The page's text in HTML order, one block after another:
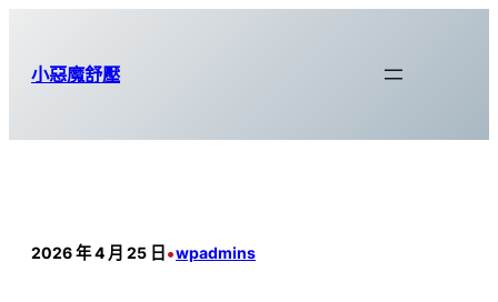
小惡魔舒壓
2026 年 4 月 25 日 •wpadmins